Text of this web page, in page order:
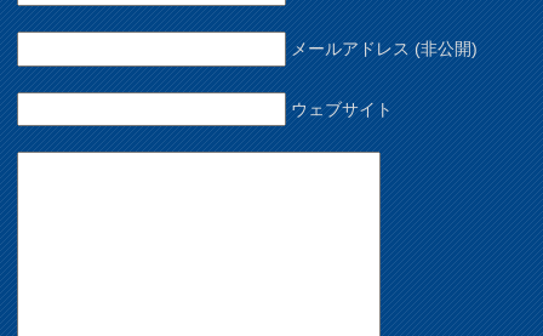
メールアドレス (非公開)
ウェブサイト